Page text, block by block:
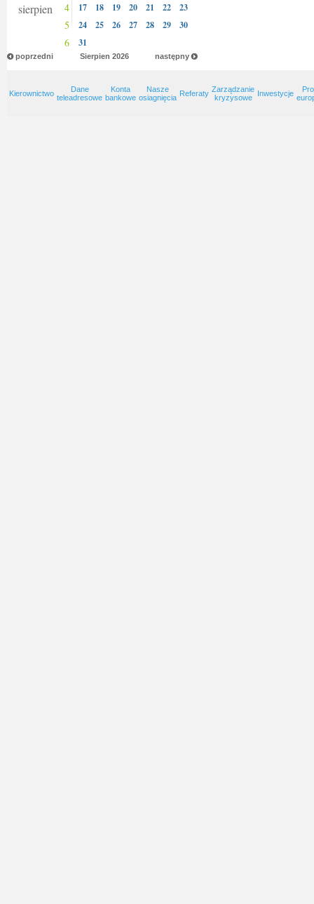
sierpien 4 17 18 19 20 21 22 23
5 24 25 26 27 28 29 30
6 31
poprzedni następny
Sierpien 2026
Kierownictwo
Dane
teleadresowe
Konta
bankowe
Nasze
osiagnięcia Referaty Zarządzanie
kryzysowe
Inwestycje